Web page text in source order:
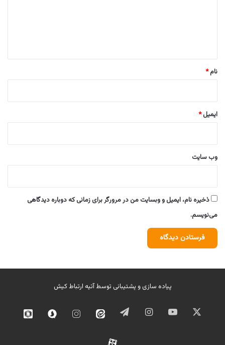
نام*
ایمیل*
وب‌ سایت
ذخیره نام، ایمیل و وبسایت من در مرورگر برای زمانی که دوباره دیدگاهی
می‌نویسم.
پیاده سازی و پشتیبانی توسطآتیه ارتباط کیش
ایکس یوتیوب اینستاگرامتلگرام ایتا
اینستاگرامسروش